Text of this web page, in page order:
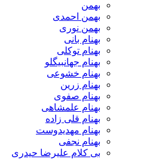
بهمن
بهمن احمدی
بهمن نوری
بهنام بانی
بهنام توکلی
بهنام جهانبیگلو
بهنام خشوعی
بهنام زرین
بهنام صفوی
بهنام علمشاهی
بهنام قلی زاده
بهنام مهدیدوست
بهنام نجفی
بی کلام علیرضا حیدری